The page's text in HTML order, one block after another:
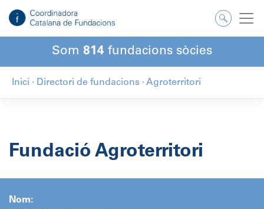
contingut
Som 814 fundacions sòcies
Inici · Directori de fundacions · Agroterritori
Fundació Agroterritori
Nom: